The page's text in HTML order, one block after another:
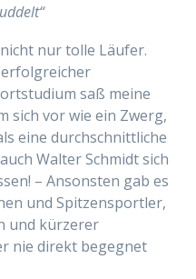
nur tolle Läufer.
erfolgreicher
saß meine
sich vor wie ein Zwerg,
eine durchschnittliche
Walter Schmidt sich
– Ansonsten gab es
und Spitzensportler,
und kürzerer
nie direkt begegnet